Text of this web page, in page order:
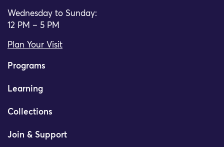
Wednesday to Sunday:
12 PM – 5 PM
Plan Your Visit
Programs
Learning
Collections
Join & Support